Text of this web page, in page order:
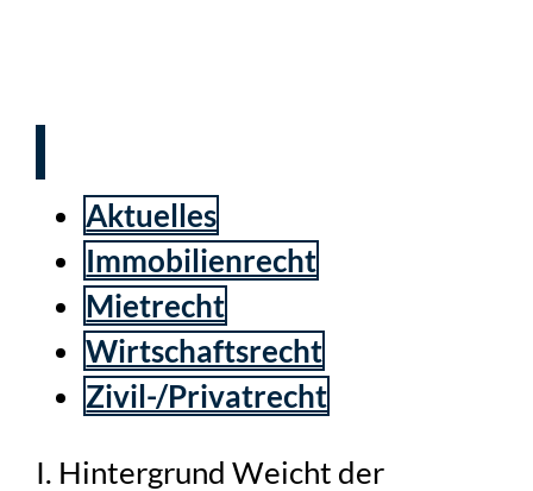
Aktuelles
Immobilienrecht
Mietrecht
Wirtschaftsrecht
Zivil-/Privatrecht
I. Hintergrund Weicht der